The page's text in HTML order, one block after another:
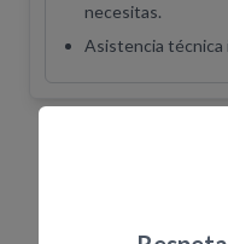
necesitas.
Asistencia técnica